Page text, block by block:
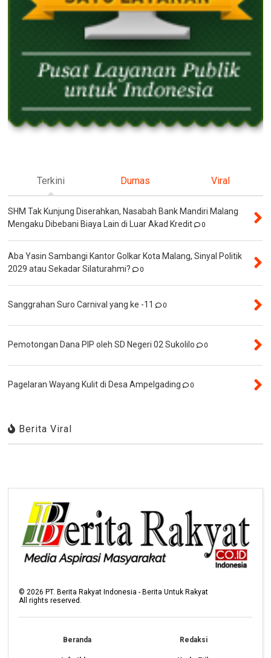
Terkini Dumas Viral
SHM Tak Kunjung Diserahkan, Nasabah Bank Mandiri Malang
Mengaku Dibebani Biaya Lain di Luar Akad Kredit
0
Aba Yasin Sambangi Kantor Golkar Kota Malang, Sinyal Politik
2029 atau Sekadar Silaturahmi?
0
Sanggrahan Suro Carnival yang ke -11 0
Pemotongan Dana PIP oleh SD Negeri 02 Sukolilo 0
Pagelaran Wayang Kulit di Desa Ampelgading 0
Berita Viral
©2026 PT. Berita Rakyat Indonesia - Berita Untuk Rakyat
All rights reserved.
Beranda Redaksi